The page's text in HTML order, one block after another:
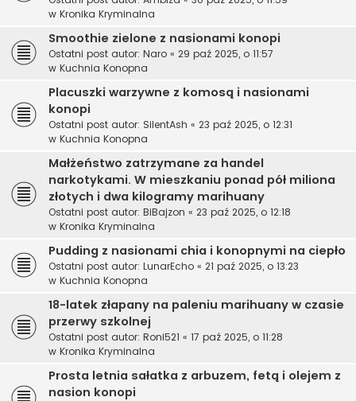
w Kronika Kryminalna
Smoothie zielone z nasionami konopi
Ostatni post autor: Naro « 29 paź 2025, o 11:57
w Kuchnia Konopna
Placuszki warzywne z komosą i nasionami
konopi
Ostatni post autor: SilentAsh « 23 paź 2025, o 12:31
w Kuchnia Konopna
Małżeństwo zatrzymane za handel
narkotykami. W mieszkaniu ponad pół miliona
złotych i dwa kilogramy marihuany
Ostatni post autor: BiBajzon « 23 paź 2025, o 12:18
w Kronika Kryminalna
Pudding z nasionami chia i konopnymi na ciepło
Ostatni post autor: LunarEcho « 21 paź 2025, o 13:23
w Kuchnia Konopna
18-latek złapany na paleniu marihuany w czasie
przerwy szkolnej
Ostatni post autor: Roni521 « 17 paź 2025, o 11:28
w Kronika Kryminalna
Prosta letnia sałatka z arbuzem, fetą i olejem z
nasion konopi